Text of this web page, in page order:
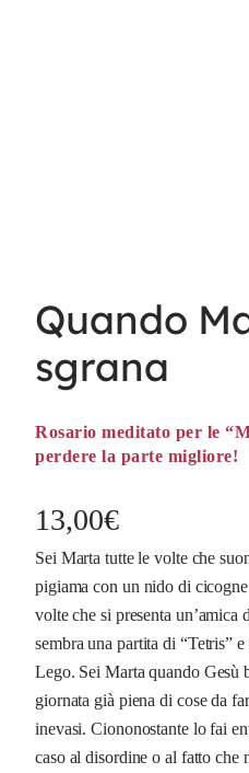
Quando
sgrana
Rosario meditato per le
perdere la parte migliore!
13,00€
Sei Marta tutte le volte che
pigiama con un nido di
volte che si presenta un’amica
sembra una partita di “Tetris”
Lego. Sei Marta quando Gesù
giornata già piena di cose da
inevasi. Ciononostante lo fai
caso al disordine o al fatto che